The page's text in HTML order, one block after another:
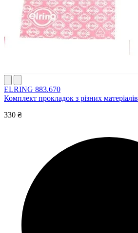
ELRING 883.670
Комплект прокладок з різних матеріалів
330 ₴